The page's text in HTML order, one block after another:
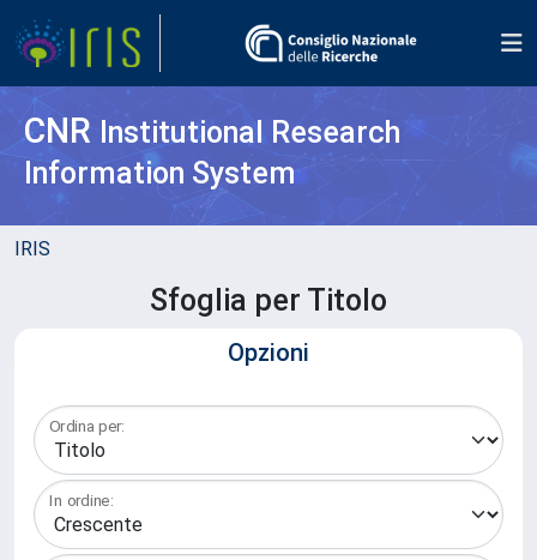
CNR Institutional Research
Information System
IRIS
Sfoglia per Titolo
Opzioni
Ordina per:
In ordine: